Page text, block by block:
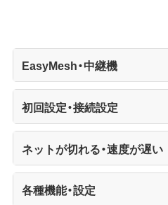
EasyMesh・中継機
初回設定・接続設定
ネットが切れる・速度が遅い
各種機能・設定